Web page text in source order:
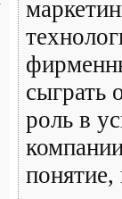
сыграть
роль в
понятие,